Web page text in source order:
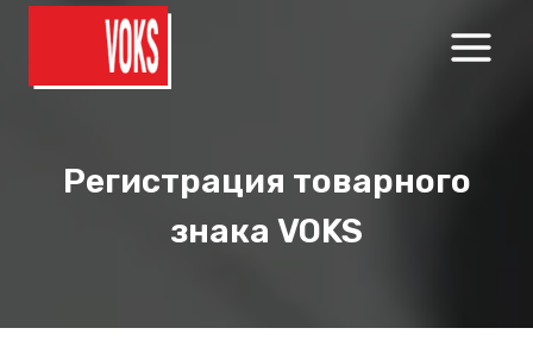
содержимому
Регистрация товарного
знака VOKS